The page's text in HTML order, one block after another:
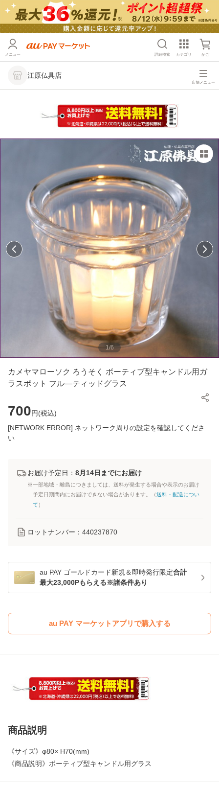
メニュー 詳細検索 カテゴリ かご
江原仏具店
店舗メニュー
1/6
カメヤマローソク ろうそく ボーティブ型キャンドル用ガ
ラスポット フル—ティッドグラス
700円(税込)
[NETWORK ERROR] ネットワーク周りの設定を確認してくださ
い
お届け予定日： 8月14日までにお届け
※一部地域・離島につきましては、送料が発生する場合や表示のお届け
予定日期間内にお届けできない場合があります。（送料・配送につい
て ）
ロットナンバー： 440237870
au PAY ゴールドカード新規＆即時発行限定合計
最大23,000Pもらえる※諸条件あり
au PAY マーケットアプリで購入する
商品説明
《サイズ》φ80× H70(mm)
《商品説明》ボーティブ型キャンドル用グラス